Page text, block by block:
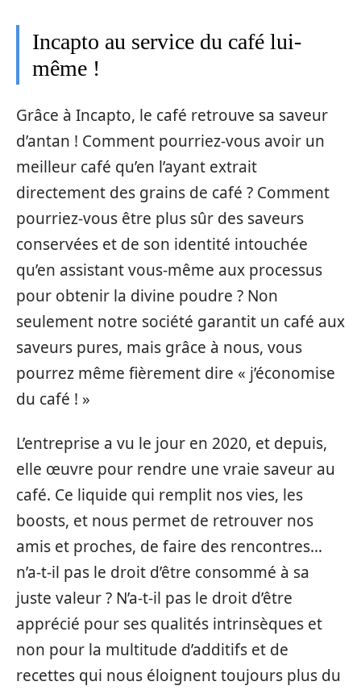
Incapto au service du café lui-
même !
Grâce à Incapto, le café retrouve sa saveur
d’antan ! Comment pourriez-vous avoir un
meilleur café qu’en l’ayant extrait
directement des grains de café ? Comment
pourriez-vous être plus sûr des saveurs
conservées et de son identité intouchée
qu’en assistant vous-même aux processus
pour obtenir la divine poudre ? Non
seulement notre société garantit un café aux
saveurs pures, mais grâce à nous, vous
pourrez même fièrement dire « j’économise
du café ! »
L’entreprise a vu le jour en 2020, et depuis,
elle œuvre pour rendre une vraie saveur au
café. Ce liquide qui remplit nos vies, les
boosts, et nous permet de retrouver nos
amis et proches, de faire des rencontres…
n’a-t-il pas le droit d’être consommé à sa
juste valeur ? N’a-t-il pas le droit d’être
apprécié pour ses qualités intrinsèques et
non pour la multitude d’additifs et de
recettes qui nous éloignent toujours plus du